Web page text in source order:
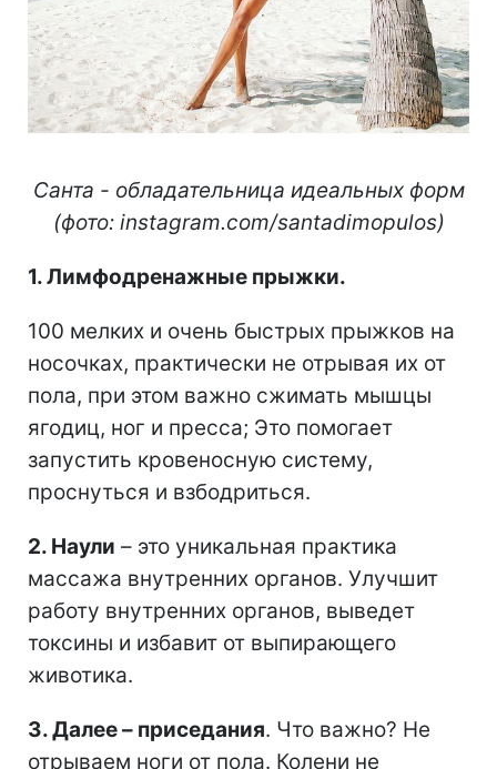
Санта - обладательница идеальных форм
(фото: instagram.com/santadimopulos)
1. Лимфодренажные прыжки.
100 мелких и очень быстрых прыжков на
носочках, практически не отрывая их от
пола, при этом важно сжимать мышцы
ягодиц, ног и пресса; Это помогает
запустить кровеносную систему,
проснуться и взбодриться.
2. Наули – это уникальная практика
массажа внутренних органов. Улучшит
работу внутренних органов, выведет
токсины и избавит от выпирающего
животика.
3. Далее – приседания. Что важно? Не
отрываем ноги от пола. Колени не